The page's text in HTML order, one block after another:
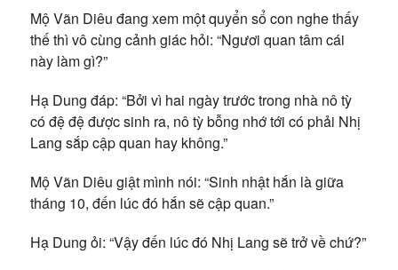
Mộ Vãn Diêu đang xem một quyển sổ con nghe thấy
thế thì vô cùng cảnh giác hỏi: “Ngươi quan tâm cái
này làm gì?”
Hạ Dung đáp: “Bởi vì hai ngày trước trong nhà nô tỳ
có đệ đệ được sinh ra, nô tỳ bỗng nhớ tới có phải Nhị
Lang sắp cập quan hay không.”
Mộ Vãn Diêu giật mình nói: “Sinh nhật hắn là giữa
tháng 10, đến lúc đó hắn sẽ cập quan.”
Hạ Dung ỏi: “Vậy đến lúc đó Nhị Lang sẽ trở về chứ?”